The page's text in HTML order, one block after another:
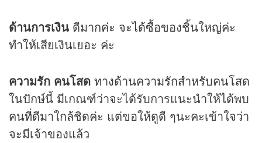
ด้านการเงิน ดีมากค่ะ จะได้ซื้อของชิ้นใหญ่ค่ะ
ทำให้เสียเงินเยอะ ค่ะ
ความรัก คนโสด ทางด้านความรักสำหรับคนโสด
ในปักษ์นี้ มีเกณฑ์ว่าจะได้รับการแนะนำให้ได้พบ
คนที่ดีมาใกล้ชิดค่ะ แต่ขอให้ดูดี ๆนะคะเข้าใจว่า
จะมีเจ้าของแล้ว